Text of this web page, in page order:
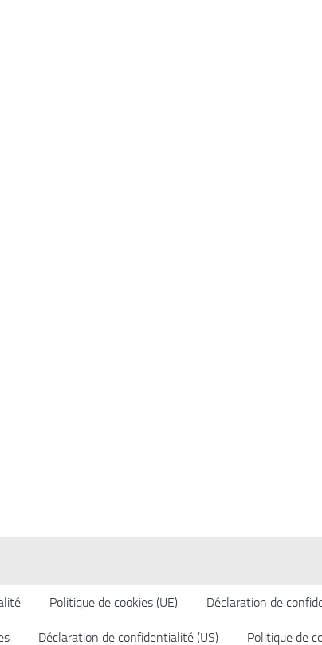
Politique de cookies (UE) Déclaration de
Déclaration de confidentialité (US) Politique de